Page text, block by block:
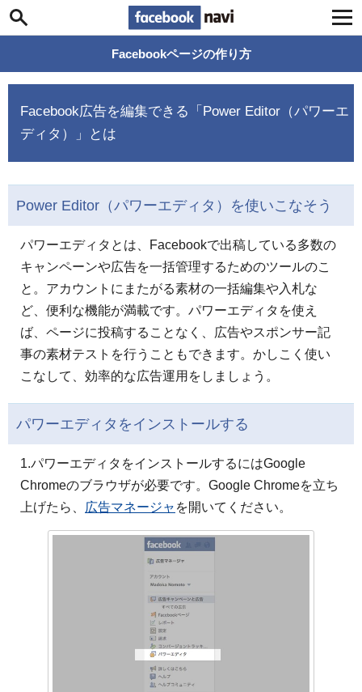
Facebook navi[フェイ
Facebookページの作り方
Facebook広告を編集できる「Power Editor（パワーエ
ディタ）」とは
Power Editor（パワーエディタ）を使いこなそう
パワーエディタとは、Facebookで出稿している多数の
キャンペーンや広告を一括管理するためのツールのこ
と。アカウントにまたがる素材の一括編集や入札な
ど、便利な機能が満載です。パワーエディタを使え
ば、ページに投稿することなく、広告やスポンサー記
事の素材テストを行うこともできます。かしこく使い
こなして、効率的な広告運用をしましょう。
パワーエディタをインストールする
1.パワーエディタをインストールするにはGoogle
Chromeのブラウザが必要です。Google Chromeを立ち
上げたら、
広告マネージャ を開いてください。